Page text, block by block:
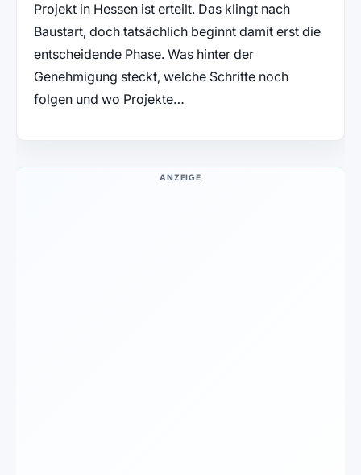
Projekt in Hessen ist erteilt. Das klingt nach
Baustart, doch tatsächlich beginnt damit erst die
entscheidende Phase. Was hinter der
Genehmigung steckt, welche Schritte noch
folgen und wo Projekte…
ANZEIGE